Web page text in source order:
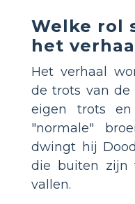
Welke rol
het
Het verhaal
de trots van de
eigen trots
"normale"
dwingt hij
die buiten zijn
vallen.